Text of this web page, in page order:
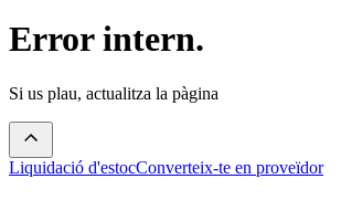
Error intern.
Si us plau, actualitza la pàgina
Liquidació d'estocConverteix-te en proveïdor